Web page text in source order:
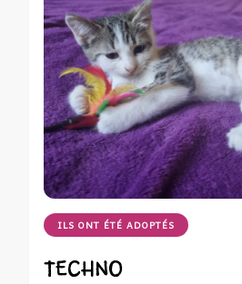
ILS ONT ÉTÉ ADOPTÉS
TECHNO